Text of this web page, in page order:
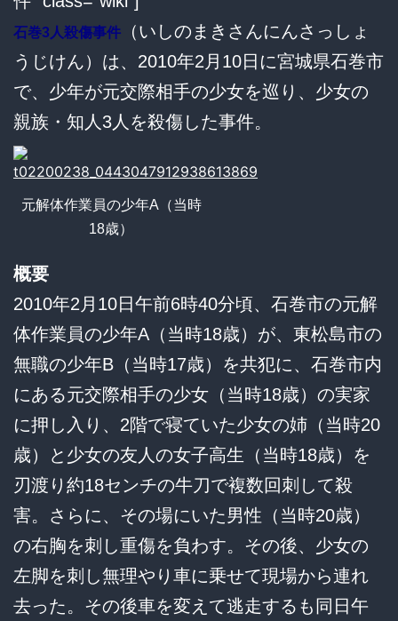
石巻3人殺傷事件
（いしのまきさんにんさっしょ
うじけん）は、2010年2月10日に宮城県石巻市
で、少年が元交際相手の少女を巡り、少女の
親族・知人3人を殺傷した事件。
元解体作業員の少年A（当時
18歳）
概要
2010年2月10日午前6時40分頃、石巻市の元解
体作業員の少年A（当時18歳）が、東松島市の
無職の少年B（当時17歳）を共犯に、石巻市内
にある元交際相手の少女（当時18歳）の実家
に押し入り、2階で寝ていた少女の姉（当時20
歳）と少女の友人の女子高生（当時18歳）を
刃渡り約18センチの牛刀で複数回刺して殺
害。さらに、その場にいた男性（当時20歳）
の右胸を刺し重傷を負わす。その後、少女の
左脚を刺し無理やり車に乗せて現場から連れ
去った。その後車を変えて逃走するも同日午